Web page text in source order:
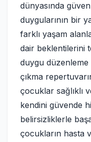
dünyasında
duygularının bir
farklı yaşam
dair beklentilerini
duygu düzenleme
çıkma
çocuklar sağlıklı
kendini güvende
belirsizliklerle
çocukların hasta